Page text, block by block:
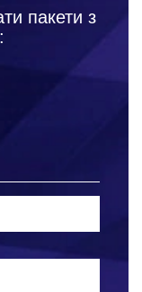
замовлення
обсягу
достатньо
пакети з